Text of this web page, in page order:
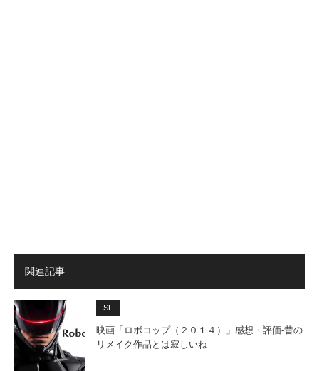
関連記事
SF
映画「ロボコップ（２０１４）」感想・評価‐昔の
リメイク作品とは寂しいね